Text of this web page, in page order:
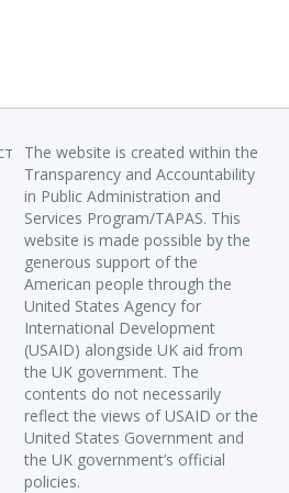
The website is created within the
Transparency and Accountability
in Public Administration and
Services Program/TAPAS. This
website is made possible by the
generous support of the
American people through the
United States Agency for
International Development
(USAID) alongside UK aid from
the UK government. The
contents do not necessarily
reflect the views of USAID or the
United States Government and
the UK government’s official
policies.